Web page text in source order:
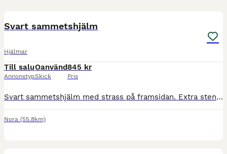
Svart sammetshjälm
Hjälmar
Till salu
Annonstyp
Oanvänd
Skick
845 kr
Pris
Svart sammetshjälm med strass på framsidan. Extra stenar följer med. Storlek 55 Kan skickas om köparen står för frakten. Betalas med swish Skickas med Postnord eller DHL.
Nora (55.8km)